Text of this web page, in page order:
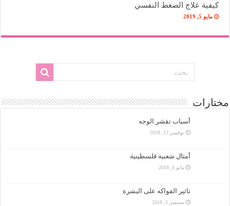
كيفية علاج الضغط النفسي
مايو 5, 2019
مختارات
أسباب تقشر الوجه
نوفمبر 13, 2018
أمثال شعبية فلسطينية
مايو 6, 2018
تاثير الفواكه على البشرة
سبتمبر 5, 2018